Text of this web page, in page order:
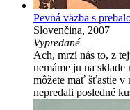
Pevná väzba s
Slovenčina, 2007
Vypredané
Ach, mrzí nás to, z
nemáme ju na
môžete mať šťastie v
nepredali posledné